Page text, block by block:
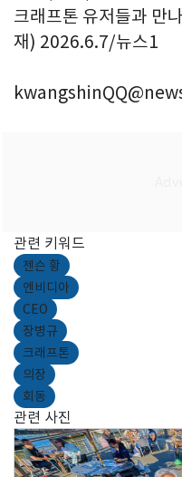
크래프톤 유저들과 만
재) 2026.6.7/뉴스1
관련 키워드
젠슨 황
엔비디아
CEO
장병규
크래프톤
의장
회동
관련 사진